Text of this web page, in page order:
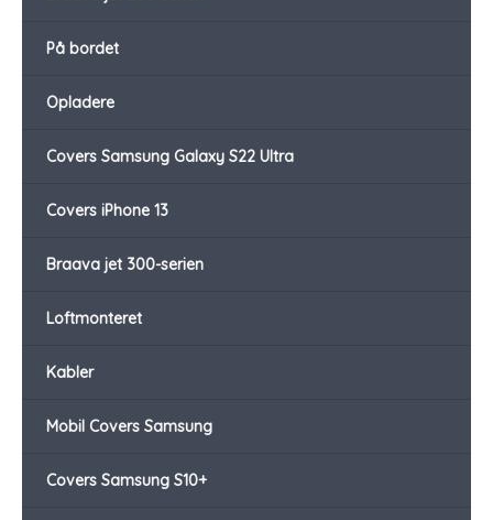
På bordet
Opladere
Covers Samsung Galaxy S22 Ultra
Covers iPhone 13
Braava jet 300-serien
Loftmonteret
Kabler
Mobil Covers Samsung
Covers Samsung S10+